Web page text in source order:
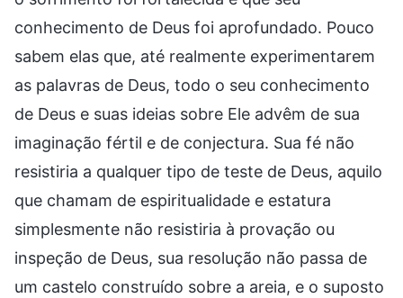
conhecimento de Deus foi aprofundado. Pouco
sabem elas que, até realmente experimentarem
as palavras de Deus, todo o seu conhecimento
de Deus e suas ideias sobre Ele advêm de sua
imaginação fértil e de conjectura. Sua fé não
resistiria a qualquer tipo de teste de Deus, aquilo
que chamam de espiritualidade e estatura
simplesmente não resistiria à provação ou
inspeção de Deus, sua resolução não passa de
um castelo construído sobre a areia, e o suposto